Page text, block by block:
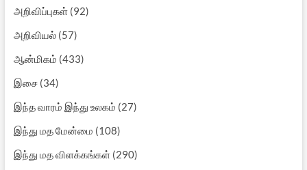
அறிவிப்புகள்(92)
அறிவியல்(57)
ஆன்மிகம் (433)
இசை(34)
இந்த வாரம் இந்து உலகம் (27)
இந்து மத மேன்மை (108)
இந்து மத விளக்கங்கள்(290)